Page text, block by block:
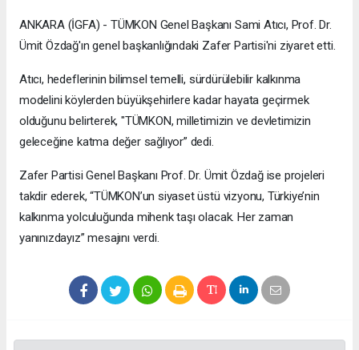
ANKARA (İGFA) - TÜMKON Genel Başkanı Sami Atıcı, Prof. Dr.
Ümit Özdağ'ın genel başkanlığındaki Zafer Partisi'ni ziyaret etti.
Atıcı, hedeflerinin bilimsel temelli, sürdürülebilir kalkınma
modelini köylerden büyükşehirlere kadar hayata geçirmek
olduğunu belirterek, "TÜMKON, milletimizin ve devletimizin
geleceğine katma değer sağlıyor” dedi.
Zafer Partisi Genel Başkanı Prof. Dr. Ümit Özdağ ise projeleri
takdir ederek, “TÜMKON’un siyaset üstü vizyonu, Türkiye’nin
kalkınma yolculuğunda mihenk taşı olacak. Her zaman
yanınızdayız” mesajını verdi.